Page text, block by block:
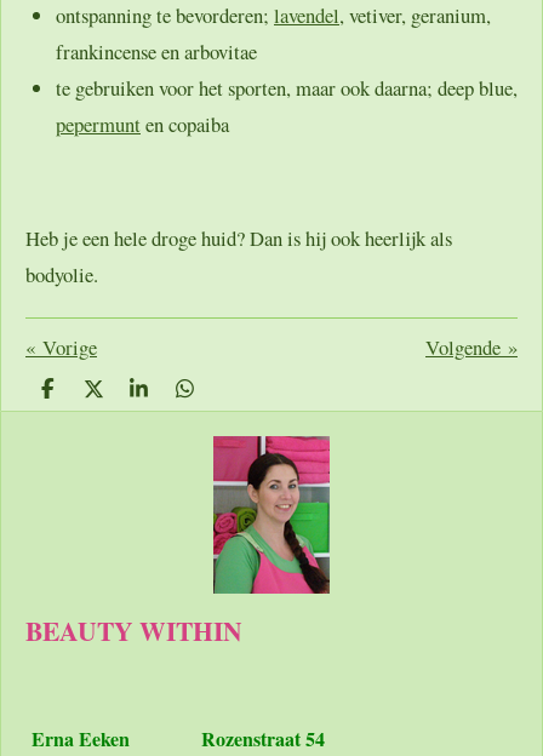
ontspanning te bevorderen; lavendel, vetiver, geranium,
frankincense en arbovitae
te gebruiken voor het sporten, maar ook daarna; deep blue,
pepermunten copaiba
Heb je een hele droge huid? Dan is hij ook heerlijk als
bodyolie.
« Vorige Volgende »
D
e
D
e
S
h
D
e
BEAUTY WITHIN
Erna Eeken Rozenstraat 54